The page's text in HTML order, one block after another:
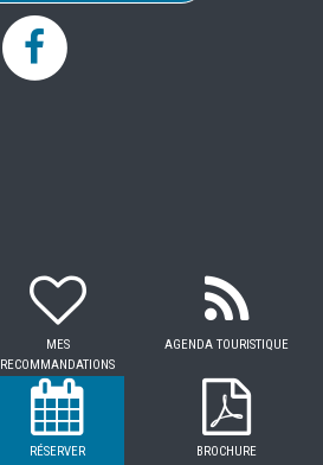
MES
RECOMMANDATIONS
AGENDA TOURISTIQUE
RÉSERVER BROCHURE